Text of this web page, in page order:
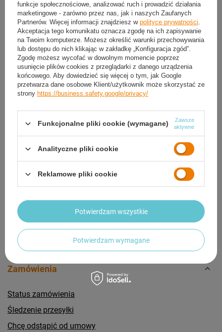
Smile - dostawy ze sklepów internetowych przy zamówieniu od50,00 złsą za
darmoWięcej informacji.
OPIS
SZCZEGÓŁOWE DANE
GWARANCJA
OPINIE (0)
Potrzebujesz pomocy? Masz pytania?
Zadaj pytanie a my odpowiemy niezwłocznie,
dla innych.
Zadaj pytanie
Zamówienia
Status zamówienia
Śledzenie przesyłki
Chcę odstąpić od umowy
funkcje społecznościowe, analizować ruch i prowadzić działania
marketingowe - zarówno przez nas, jak i naszych Zaufanych
Partnerów. Więcej informacji znajdziesz w polityce prywatności
Akceptacja tego komunikatu oznacza zgodę na ich zapisywanie
na Twoim komputerze. Możesz określić warunki przechowywania
lub dostępu do nich klikając w zakładkę „Konfiguracja zgód”.
Zgodę możesz wycofać w dowolnym momencie poprzez
usunięcie plików cookies z przeglądarki z danego urządzenia
końcowego. Aby dowiedzieć się więcej o tym, jak Google
przetwarza dane osobowe Klient/użytkownik może skorzystać ze
strony https://business.safety.google/privacy/
Funkcjonalne pliki cookie (wymagane)
Zawsze
aktywne
Analityczne pliki cookie
Reklamowe pliki cookie
Potwierdzam wymagane
Potwierdzam wszystkie